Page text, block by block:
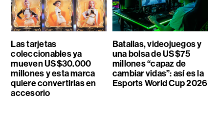
Las tarjetas
coleccionables ya
mueven US$30.000
millones y esta marca
quiere convertirlas en
accesorio
Batallas, videojuegos y
una bolsa de US$75
millones “capaz de
cambiar vidas”: así es la
Esports World Cup 2026